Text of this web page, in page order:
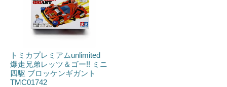
トミカプレミアムunlimited
爆走兄弟レッツ＆ゴー!! ミニ
四駆 ブロッケンギガント
TMC01742